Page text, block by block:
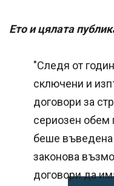
Ето и цялата
"Следя от
сключени и
договори за
сериозен обем
беше въведена
законова
договори да